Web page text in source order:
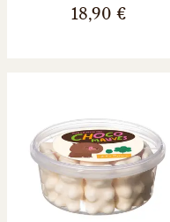
18,90 €